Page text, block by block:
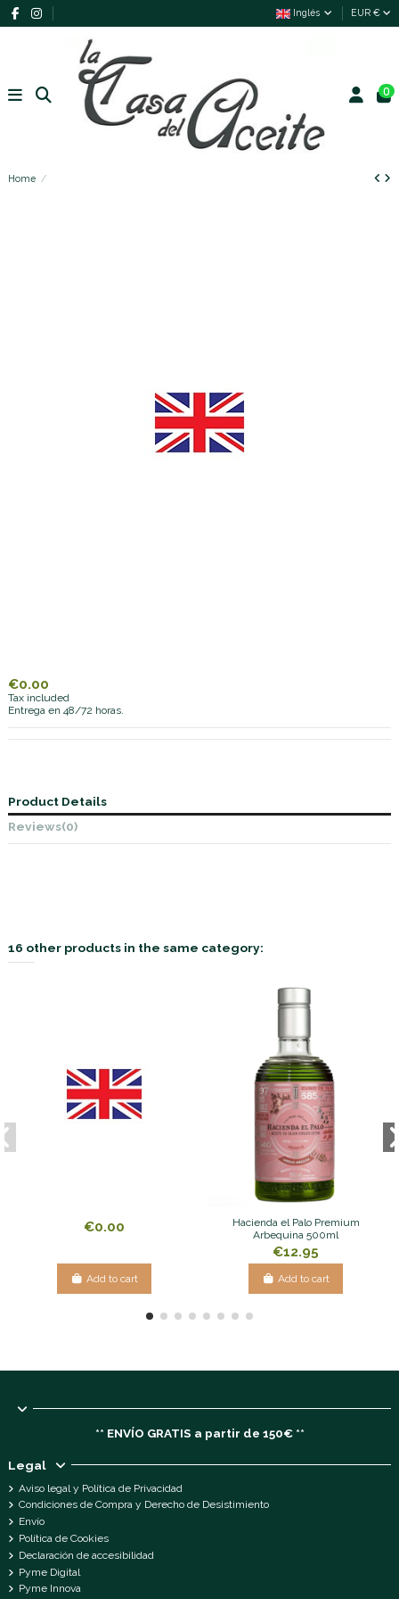
Inglés EUR €
0
Home
€0.00
Tax included
Entrega en 48/72 horas.
Product Details
Reviews(0)
16 other products in the same category:
€0.00
Add to cart
Hacienda el Palo Premium
Arbequina 500ml
€12.95
Add to cart
** ENVÍO GRATIS a partir de 150€ **
Legal
Aviso legal y Política de Privacidad
Condiciones de Compra y Derecho de Desistimiento
Envío
Política de Cookies
Declaración de accesibilidad
Pyme Digital
Pyme Innova